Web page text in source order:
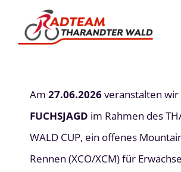
Inhalt
Team
Veranstaltungen
Am 27.06.2026veranstalten wir
FUCHSJAGD im Rahmen des
WALD CUP, ein offenes
Rennen (XCO/XCM) für